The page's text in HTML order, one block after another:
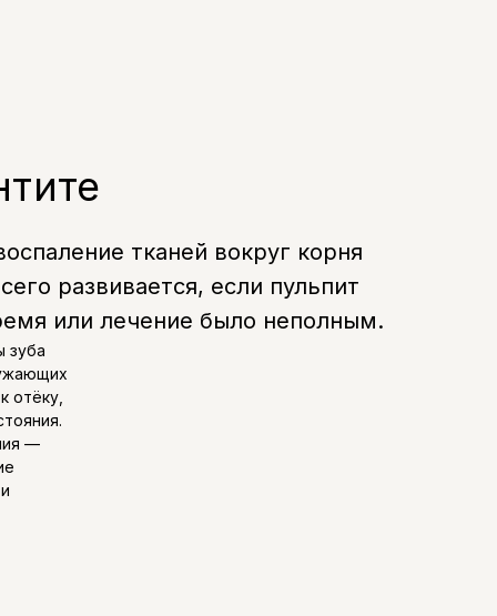
тканей вокруг корня
развивается, если пульпит
или лечение было неполным.
зуба
отёку,
—